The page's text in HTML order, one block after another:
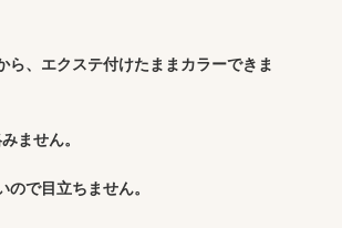
ら、エクステ付けたままカラーできま
ません。
ので目立ちません。